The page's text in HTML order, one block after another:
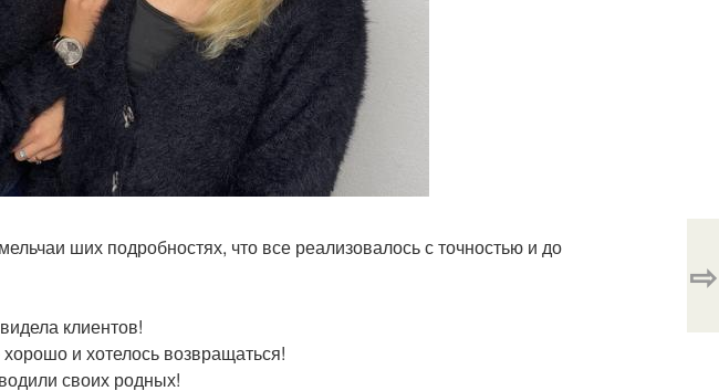
ших подробностях, что все реализовалось с точностью и до
клиентов!
и хотелось возвращаться!
своих родных!
⇨